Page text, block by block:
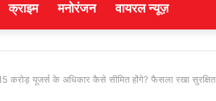
क्राइम मनोरंजन वायरल न्यूज़
करोड़ यूजर्स के अधिकार कैसे सीमित होंगे? फैसला रखा सुरक्षित